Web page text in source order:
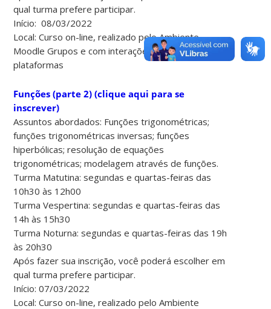
qual turma prefere participar.
Início: 08/03/2022
Local: Curso on-line, realizado pelo Ambiente
Moodle Grupos e com interações por outras
plataformas
Funções (parte 2) (clique aqui para se
inscrever)
Assuntos abordados: Funções trigonométricas;
funções trigonométricas inversas; funções
hiperbólicas; resolução de equações
trigonométricas; modelagem através de funções.
Turma Matutina: segundas e quartas-feiras das
10h30 às 12h00
Turma Vespertina: segundas e quartas-feiras das
14h às 15h30
Turma Noturna: segundas e quartas-feiras das 19h
às 20h30
Após fazer sua inscrição, você poderá escolher em
qual turma prefere participar.
Início: 07/03/2022
Local: Curso on-line, realizado pelo Ambiente